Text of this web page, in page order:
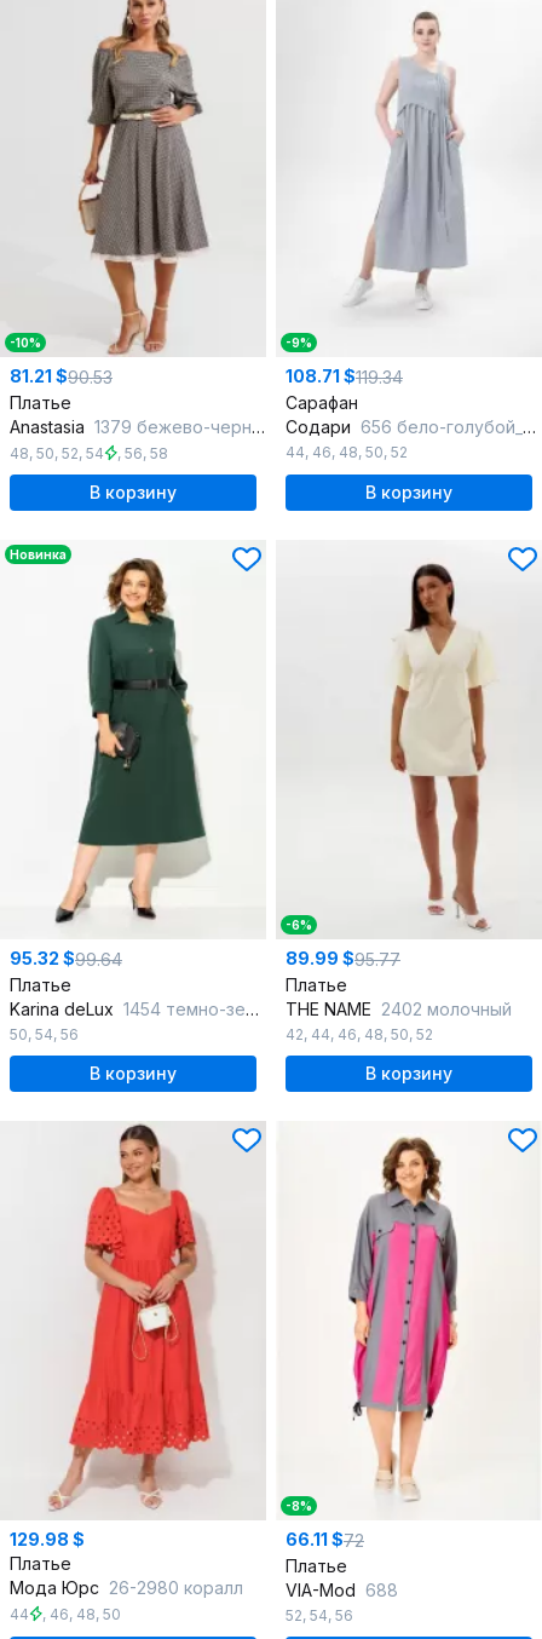
-10%
81.21 $90.53
Платье
Anastasia 1379 бежево-черный
48, 50, 52, 54 , 56, 58
В корзину
-9%
108.71 $119.34
Сарафан
Содари 656 бело-голубой_в_полоску
44, 46, 48, 50, 52
В корзину
Новинка
95.32 $99.64
Платье
Karina deLux 1454 темно-зеленый
50, 54, 56
В корзину
-6%
89.99 $95.77
Платье
THE NAME 2402 молочный
42, 44, 46, 48, 50, 52
В корзину
129.98 $
Платье
Мода Юрс 26-2980 коралл
44 , 46, 48, 50
-8%
66.11 $72
Платье
VIA-Mod 688
52, 54, 56